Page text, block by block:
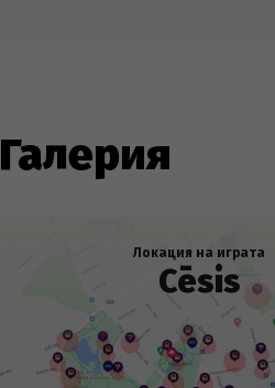
Галерия
Локация на играта
Cēsis